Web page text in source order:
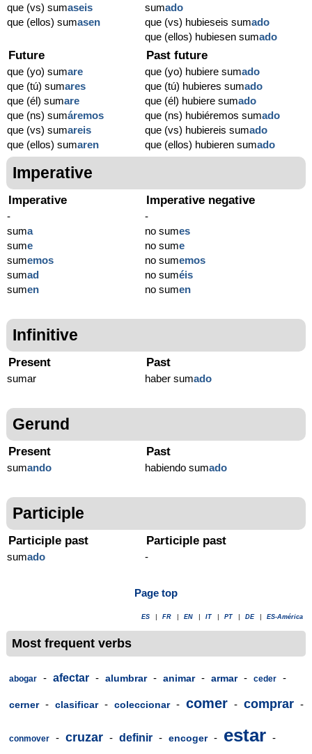
que (vs) sumaseis
que (ellos) sumasen
sumado
que (vs) hubieseis sumado
que (ellos) hubiesen sumado
Future
que (yo) sumare
que (tú) sumares
que (él) sumare
que (ns) sumáremos
que (vs) sumareis
que (ellos) sumaren
Past future
que (yo) hubiere sumado
que (tú) hubieres sumado
que (él) hubiere sumado
que (ns) hubiéremos sumado
que (vs) hubiereis sumado
que (ellos) hubieren sumado
Imperative
Imperative
-
suma
sume
sumemos
sumad
sumen
Imperative negative
-
no sumes
no sume
no sumemos
no suméis
no sumen
Infinitive
Present
sumar
Past
haber sumado
Gerund
Present
sumando
Past
habiendo sumado
Participle
Participle past
sumado
Participle past
-
Page top
ES FR EN IT PT DE ES-América
Most frequent verbs
abogar - afectar - alumbrar - animar - armar - ceder -
cerner - clasificar - coleccionar - comer - comprar -
conmover - cruzar - definir - encoger - estar -